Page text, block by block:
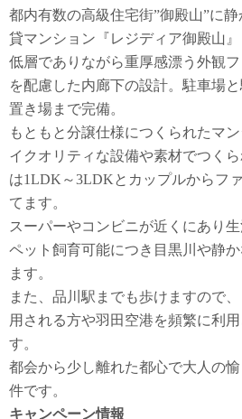
都内有数の高級住宅街”御殿山”に
貸マンション『レジディア御殿山』
低層でありながら重厚感漂う外観
を配慮した内廊下の設計。駐車場
置き場まで完備。
もともと分譲仕様につくられたマ
イクオリティな設備や素材でつく
は1LDK～3LDKとカップルからフ
てます。
スーパーやコンビニが近くにあり生
ペット飼育可能につき目黒川や静
ます。
また、品川駅までも歩けますので
用される方や羽田空港を頻繁に利
す。
都会から少し離れた都心で大人の
件です。
キャンペーン情報